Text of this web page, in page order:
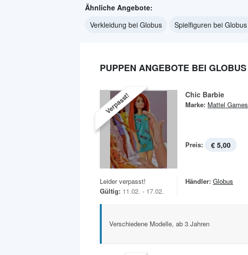
Ähnliche Angebote:
Verkleidung bei Globus
Spielfiguren bei Globus
PUPPEN ANGEBOTE BEI GLOBUS
Verpasst! Chic Barbie
Marke: Mattel Games
Preis: € 5,00
Leider verpasst!
Gültig: 11.02. - 17.02.
Händler: Globus
Verschiedene Modelle, ab 3 Jahren